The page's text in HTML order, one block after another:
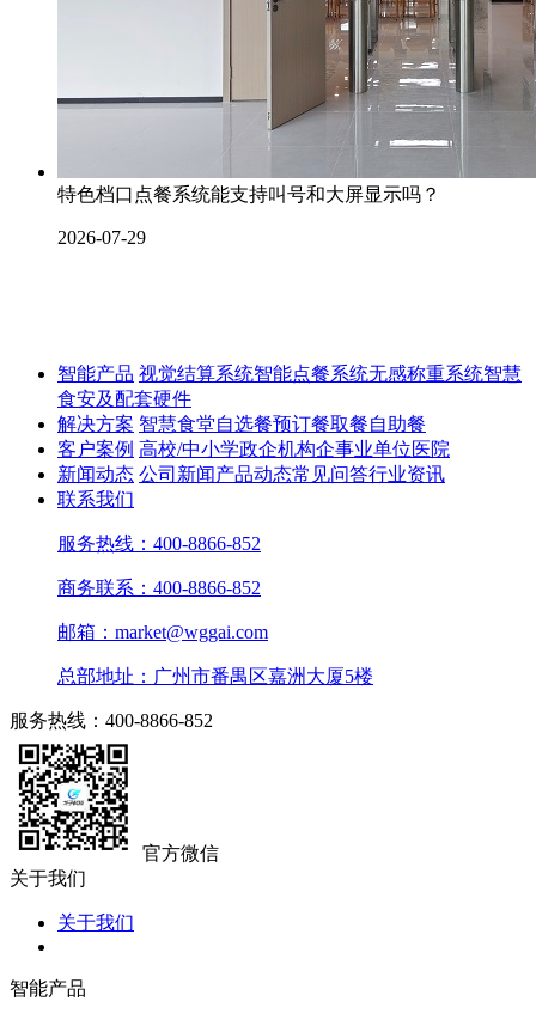
特色档口点餐系统能支持叫号和大屏显示吗？
2026-07-29
智能产品 视觉结算系统智能点餐系统无感称重系统智慧
食安及配套硬件
解决方案 智慧食堂自选餐预订餐取餐自助餐
客户案例 高校/中小学政企机构企事业单位医院
新闻动态 公司新闻产品动态常见问答行业资讯
联系我们
服务热线：400-8866-852
商务联系：400-8866-852
邮箱：market@wggai.com
总部地址：广州市番禺区嘉洲大厦5楼
服务热线：400-8866-852
官方微信
关于我们
关于我们
智能产品